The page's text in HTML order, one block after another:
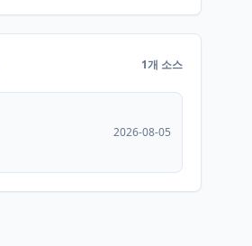
1개 소스
2026-08-05